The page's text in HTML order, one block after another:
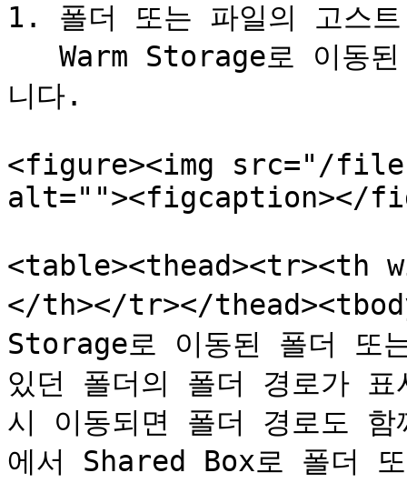
1. 폴더 또는 파일의 고스
니다.
<figure><img src="/files/
alt=""><figcaption></
<table><thead><tr><th
</th></tr></
Storage로 이동된 폴더 또
있던 폴더의 폴더 경로가
시 이동되면 폴더 경로도
에서 Shared Box로 폴더